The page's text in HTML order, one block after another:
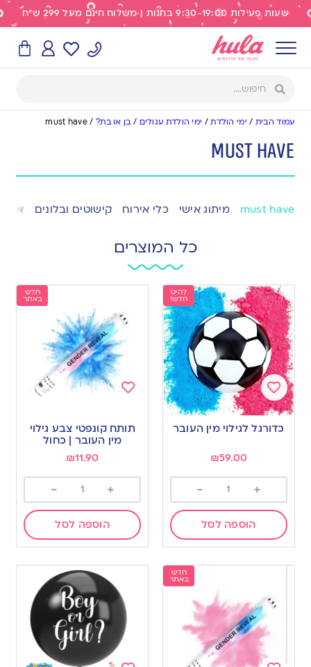
שעות פעילות 9:30-19:00 בחנות | משלוח חינם מעל 299 ש"ח
עמוד הבית / ימי הולדת/ ימי הולדת עגולים /בן או בת? /
must have
must have
must have מיתוג אישי כלי אירוח קישוטים ובלונים
כל המוצרים
להיט
חדש!
Add
to
כדורגל לגילוי מין העובר
₪59.00
+
-
הוספה לסל
חדש
באתר
to
wishlist
תותח קונפטי צבע גילוי
מין העובר | כחול
₪11.90
+
-
הוספה לסל
חדש
באתר